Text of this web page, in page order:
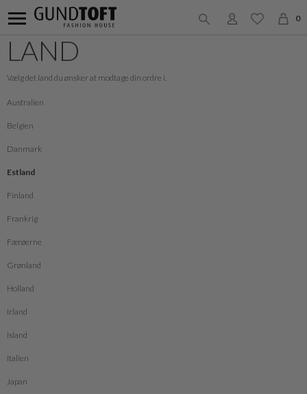
0
LAND
Vælg det land du ønsker at modtage din ordre i.
Australien
Belgien
Danmark
Estland
Finland
Frankrig
Færøerne
Grønland
Holland
Irland
Island
Italien
Japan